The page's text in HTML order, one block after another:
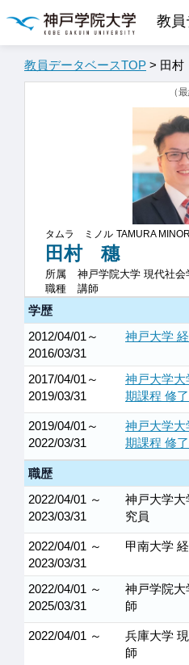
教員
教員データベースTOP > 田
（
タムラ ミノル TAMURA
田村 穗
所属
神戸学院大学 現代社
職種
講師
学歴
2012/04/01～
2016/03/31
神戸大学
2017/04/01～
2019/03/31
神戸大学
期課程 修
2019/04/01～
2022/03/31
神戸大学大
期課程 修
職歴
2022/04/01 ～
2023/03/31
神戸大学
究員
2022/04/01 ～
2023/03/31
甲南大学
2022/04/01 ～
2025/03/31
神戸学院
師
2022/04/01 ～
兵庫大学
師